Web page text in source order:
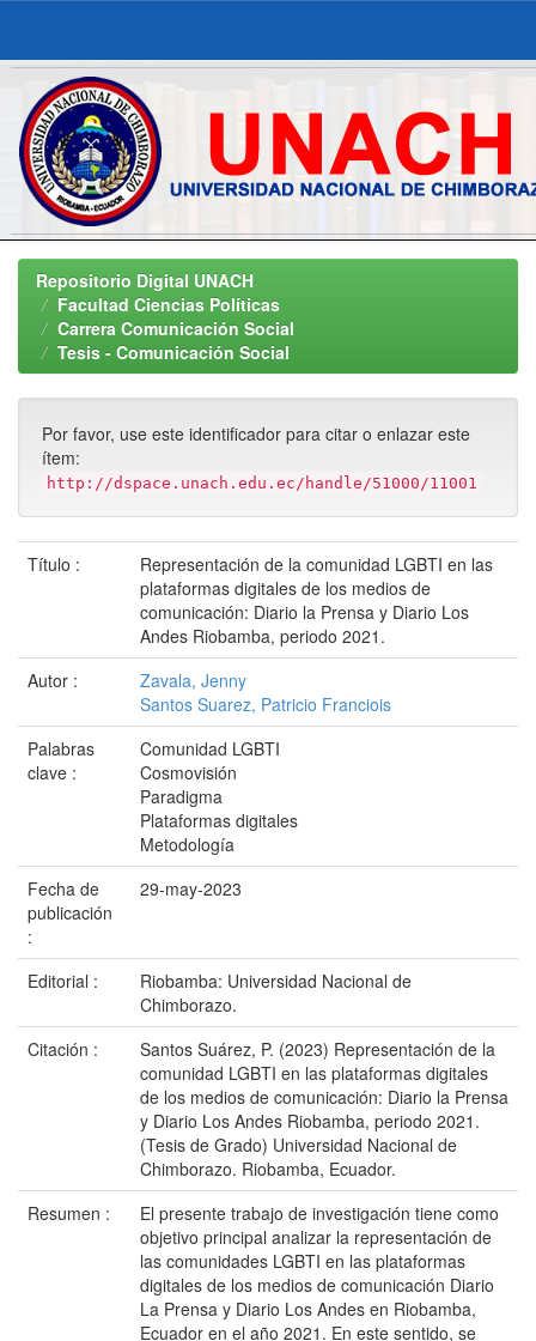
Skip
navigationRepositorio Digital UNACH
Facultad Ciencias Políticas
Carrera Comunicación Social
Tesis - Comunicación Social
Por favor, use este identificador para citar o enlazar este
ítem:
http://dspace.unach.edu.ec/handle/51000/11001
Título :
Representación de la comunidad LGBTI en las
plataformas digitales de los medios de
comunicación: Diario la Prensa y Diario Los
Andes Riobamba, periodo 2021.
Autor :
Zavala, Jenny
Santos Suarez, Patricio Franciois
Palabras
clave :
Comunidad LGBTI
Cosmovisión
Paradigma
Plataformas digitales
Metodología
Fecha de
publicación
:
29-may-2023
Editorial :
Riobamba: Universidad Nacional de
Chimborazo.
Citación :
Santos Suárez, P. (2023) Representación de la
comunidad LGBTI en las plataformas digitales
de los medios de comunicación: Diario la Prensa
y Diario Los Andes Riobamba, periodo 2021.
(Tesis de Grado) Universidad Nacional de
Chimborazo. Riobamba, Ecuador.
Resumen :
El presente trabajo de investigación tiene como
objetivo principal analizar la representación de
las comunidades LGBTI en las plataformas
digitales de los medios de comunicación Diario
La Prensa y Diario Los Andes en Riobamba,
Ecuador en el año 2021. En este sentido, se